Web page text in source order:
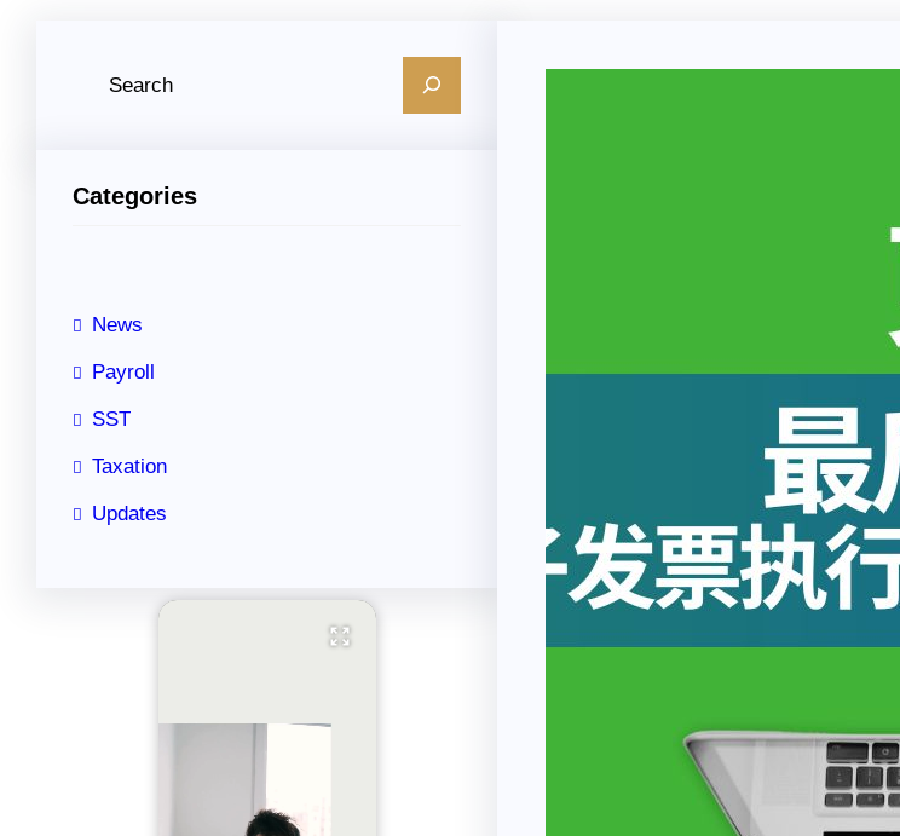
Categories
News
Payroll
SST
Taxation
Updates